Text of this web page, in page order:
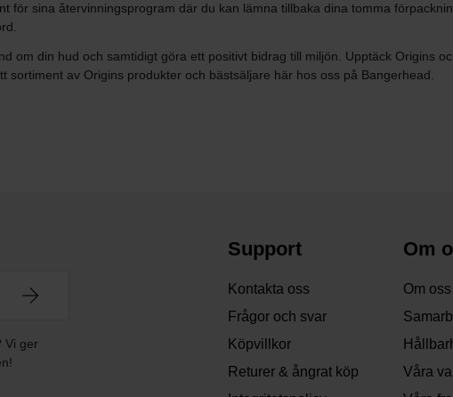
för sina återvinningsprogram där du kan lämna tillbaka dina tomma
om din hud och samtidigt göra ett positivt bidrag till miljön. Upptäck Origins
av Origins produkter och bästsäljare här hos oss på Bangerhead.
Vi ger
Support
Kontakta oss
Frågor och svar
Köpvillkor
Returer & ångrat köp
Om
Om oss
Våra